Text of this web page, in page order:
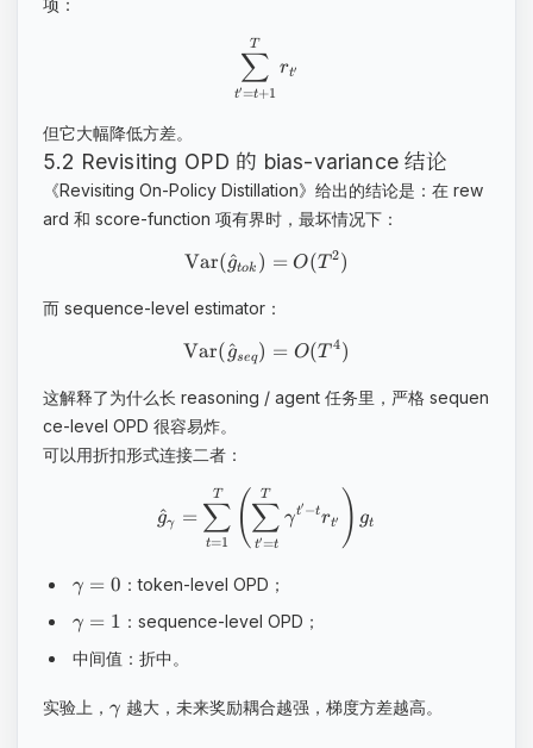
项：
t′ =t+1
∑
T
rt′
但它大幅降低方差。
5.2 Revisiting OPD 的 bias-variance 结论
《Revisiting On-Policy Distillation》给出的结论是：在 rew
ard 和 score-function 项有界时，最坏情况下：
Var(g
^tok ) = O(T 2)
而 sequence-level estimator：
Var( g
^seq ) = O(T4)
这解释了为什么长 reasoning / agent 任务里，严格 sequen
ce-level OPD 很容易炸。
可以用折扣形式连接二者：
g
^γ =
t=1
∑
T ( t′ =t
∑
T
γt
′ −trt′ ) gt
γ = 0 ：token-level OPD；
γ = 1 ：sequence-level OPD；
中间值：折中。
实验上， γ 越大，未来奖励耦合越强，梯度方差越高。